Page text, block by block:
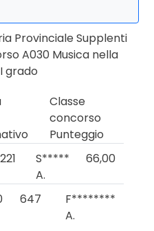
Provinciale Supplenti
A030 Musica nella
grado
Classe
concorso
Punteggio
221
S*****
A.
66,00
647
F********
A.